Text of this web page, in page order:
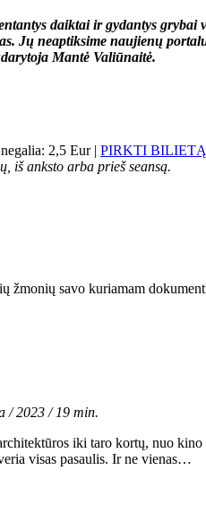
daiktai ir gydantys
Jų neaptiksime naujienų
Mantė Valiūnaitė.
2,5 Eur | PIRKTI BILIETĄ
iš anksto arba prieš seansą.
žmonių savo kuriamam
/ 2023 / 19 min.
iki taro kortų, nuo
visas pasaulis. Ir ne vienas…